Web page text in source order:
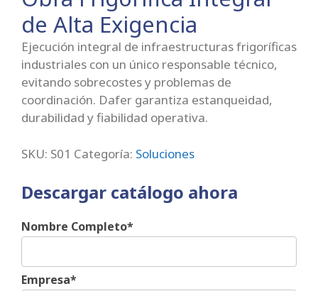
de Alta Exigencia
Ejecución integral de infraestructuras frigoríficas
industriales con un único responsable técnico,
evitando sobrecostes y problemas de
coordinación. Dafer garantiza estanqueidad,
durabilidad y fiabilidad operativa.
SKU: S01 Categoría: Soluciones
Descargar catálogo ahora
Nombre Completo*
Empresa*